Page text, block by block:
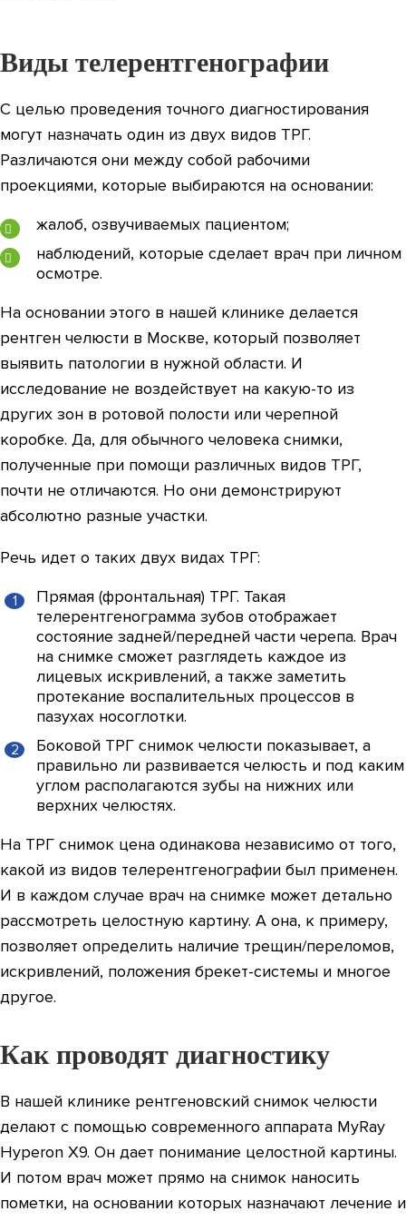
Виды телерентгенографии
С целью проведения точного диагностирования
могут назначать один из двух видов ТРГ.
Различаются они между собой рабочими
проекциями, которые выбираются на основании:
жалоб, озвучиваемых пациентом;
наблюдений, которые сделает врач при личном
осмотре.
На основании этого в нашей клинике делается
рентген челюсти в Москве, который позволяет
выявить патологии в нужной области. И
исследование не воздействует на какую-то из
других зон в ротовой полости или черепной
коробке. Да, для обычного человека снимки,
полученные при помощи различных видов ТРГ,
почти не отличаются. Но они демонстрируют
абсолютно разные участки.
Речь идет о таких двух видах ТРГ:
Прямая (фронтальная) ТРГ. Такая
телерентгенограмма зубов отображает
состояние задней/передней части черепа. Врач
на снимке сможет разглядеть каждое из
лицевых искривлений, а также заметить
протекание воспалительных процессов в
пазухах носоглотки.
Боковой ТРГ снимок челюсти показывает, а
правильно ли развивается челюсть и под каким
углом располагаются зубы на нижних или
верхних челюстях.
На ТРГ снимок цена одинакова независимо от того,
какой из видов телерентгенографии был применен.
И в каждом случае врач на снимке может детально
рассмотреть целостную картину. А она, к примеру,
позволяет определить наличие трещин/переломов,
искривлений, положения брекет-системы и многое
другое.
Как проводят диагностику
В нашей клинике рентгеновский снимок челюсти
делают с помощью современного аппарата MyRay
Hyperon X9. Он дает понимание целостной картины.
И потом врач может прямо на снимок наносить
пометки, на основании которых назначают лечение и